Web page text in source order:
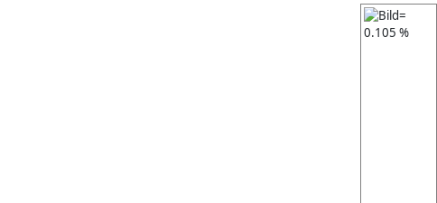
=
0.105 %